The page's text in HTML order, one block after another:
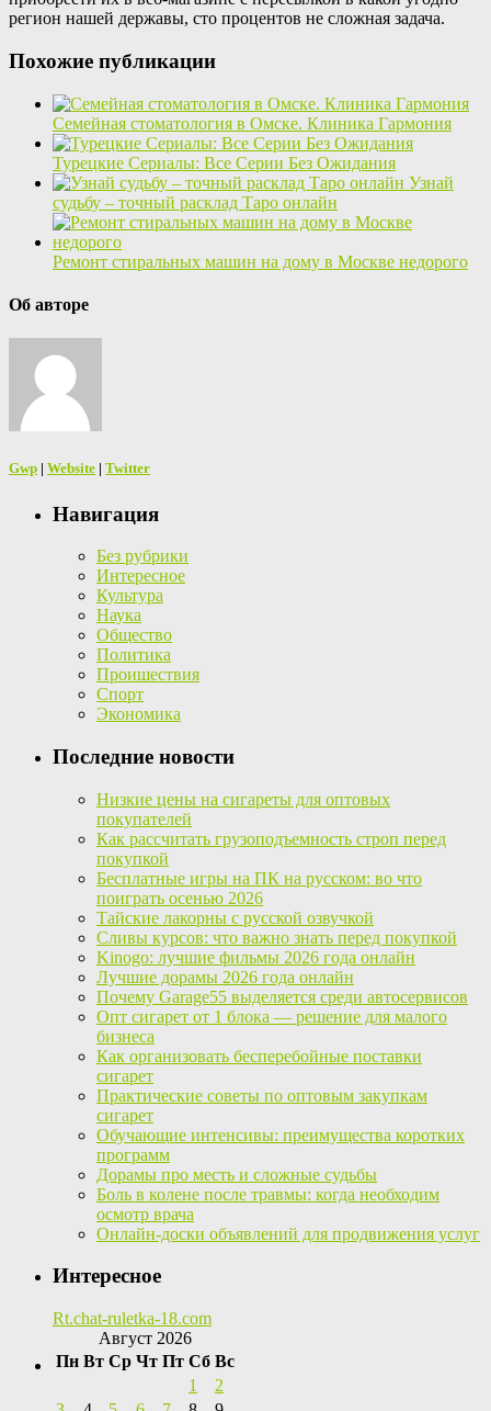
регион нашей державы, сто процентов не сложная задача.
Похожие публикации
Семейная стоматология в Омске. Клиника Гармония
Турецкие Сериалы: Все Серии Без Ожидания
Узнай
судьбу – точный расклад Таро онлайн
Ремонт стиральных машин на дому в Москве недорого
Об авторе
Gwp | Website | Twitter
Навигация
Без рубрики
Интересное
Культура
Наука
Общество
Политика
Проишествия
Спорт
Экономика
Последние новости
Низкие цены на сигареты для оптовых
покупателей
Как рассчитать грузоподъемность строп перед
покупкой
Бесплатные игры на ПК на русском: во что
поиграть осенью 2026
Тайские лакорны с русской озвучкой
Сливы курсов: что важно знать перед покупкой
Kinogo: лучшие фильмы 2026 года онлайн
Лучшие дорамы 2026 года онлайн
Почему Garage55 выделяется среди автосервисов
Опт сигарет от 1 блока — решение для малого
бизнеса
Как организовать бесперебойные поставки
сигарет
Практические советы по оптовым закупкам
сигарет
Обучающие интенсивы: преимущества коротких
программ
Дорамы про месть и сложные судьбы
Боль в колене после травмы: когда необходим
осмотр врача
Онлайн-доски объявлений для продвижения услуг
Интересное
Rt.chat-ruletka-18.com
Август 2026
Пн Вт Ср Чт Пт Сб Вс
1
2